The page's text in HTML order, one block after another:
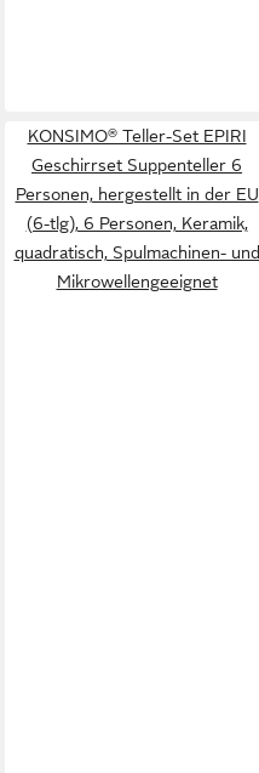
KONSIMO® Teller-Set EPIRI
Geschirrset Suppenteller 6
Personen, hergestellt in der EU
(6-tlg), 6 Personen, Keramik,
quadratisch, Spulmachinen- und
Mikrowellengeeignet